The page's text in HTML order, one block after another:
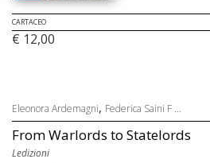
CARTACEO
€ 12,00
Eleonora Ardemagni, Federica Saini F ...
From Warlords to Statelords
Ledizioni